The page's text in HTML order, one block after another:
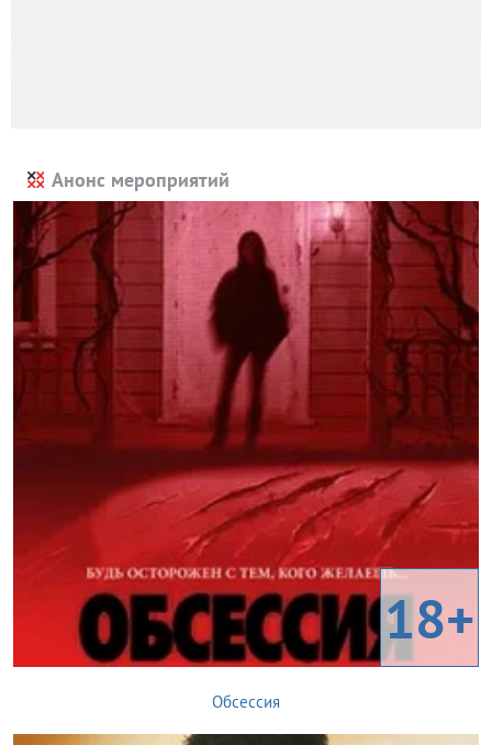
Анонс мероприятий
18+
Обсессия